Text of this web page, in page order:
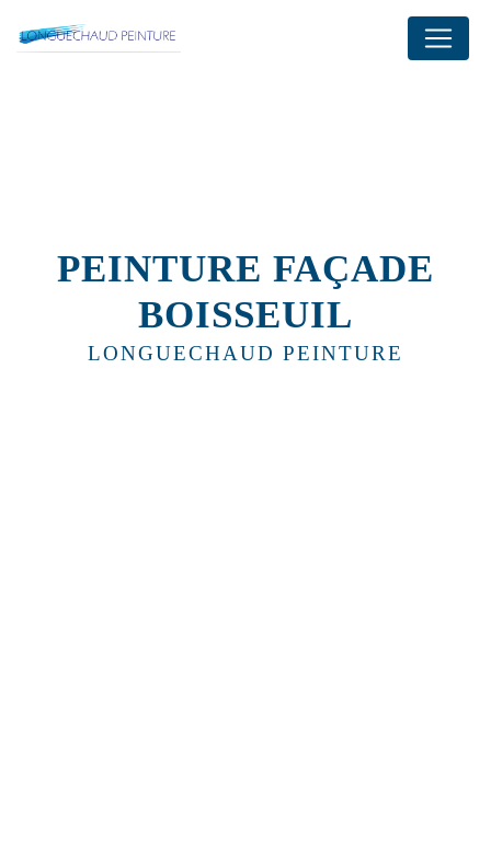
PEINTURE FAÇADE
BOISSEUIL
LONGUECHAUD PEINTURE